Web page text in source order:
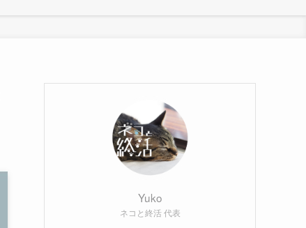
Yuko
ネコと終活 代表